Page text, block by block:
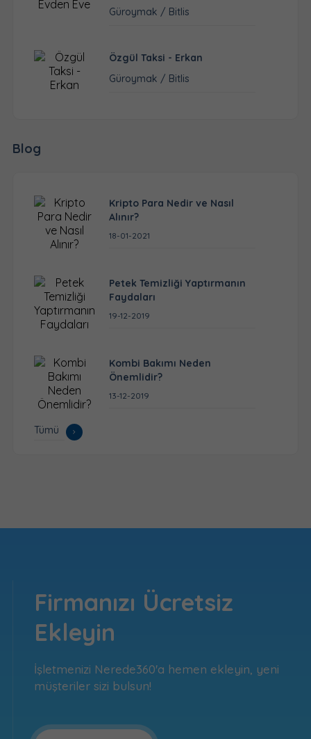
Güroymak / Bitlis
Özgül Taksi - Erkan
Güroymak / Bitlis
Blog
Kripto Para Nedir ve Nasıl
Alınır?
18-01-2021
Petek Temizliği Yaptırmanın
Faydaları
19-12-2019
Kombi Bakımı Neden
Önemlidir?
13-12-2019
Tümü
Firmanızı Ücretsiz
Ekleyin
İşletmenizi Nerede360'a hemen ekleyin, yeni
müşteriler sizi bulsun!